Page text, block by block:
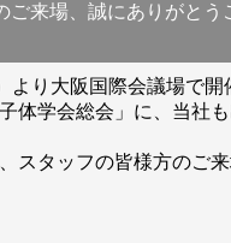
ご来場、誠にありがとう
より大阪国際会議場で開
体学会総会」に、当社
スタッフの皆様方のご